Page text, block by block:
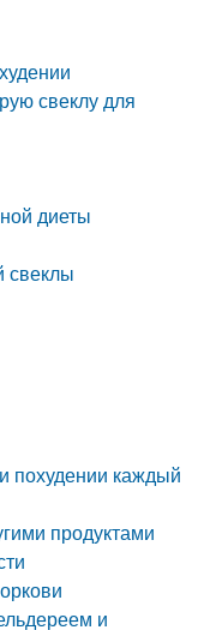
свеклу для
диеты
свеклы
похудении каждый
продуктами
и